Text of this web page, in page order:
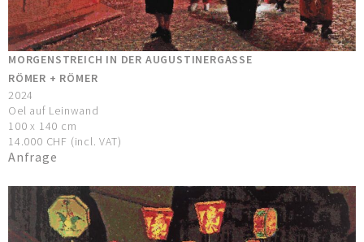
MORGENSTREICH IN DER AUGUSTINERGASSE
RÖMER + RÖMER
2024
Oel auf Leinwand
100 x 140 cm
14.000 CHF (incl. VAT)
Anfrage